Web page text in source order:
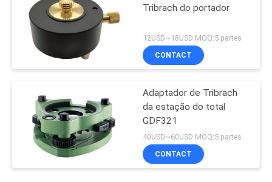
Tribrach do portador
12USD~18USD MOQ:5 partes
CONTACT
Adaptador de Tribrach
da estação do total
GDF321
40USD~60USD MOQ:5 partes
CONTACT